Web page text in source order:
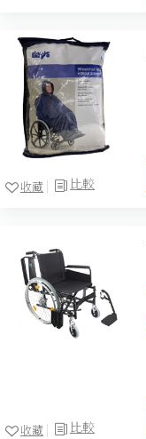
比較
收藏
比較
收藏